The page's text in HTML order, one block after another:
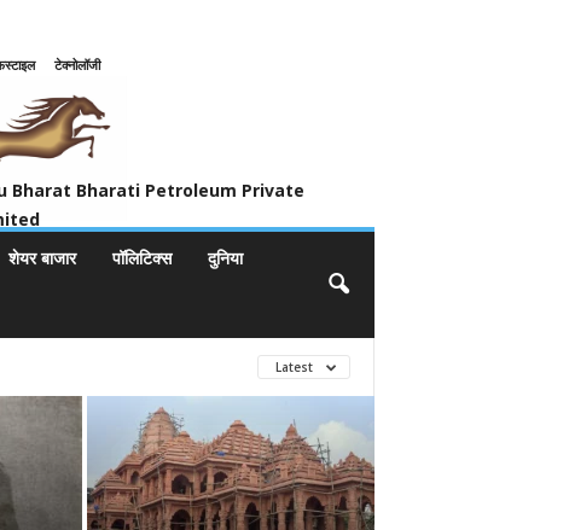
टेक्नोलॉजी
Bharat Bharati Petroleum Private
शेयर बाजार पॉलिटिक्स दुनिया
Latest